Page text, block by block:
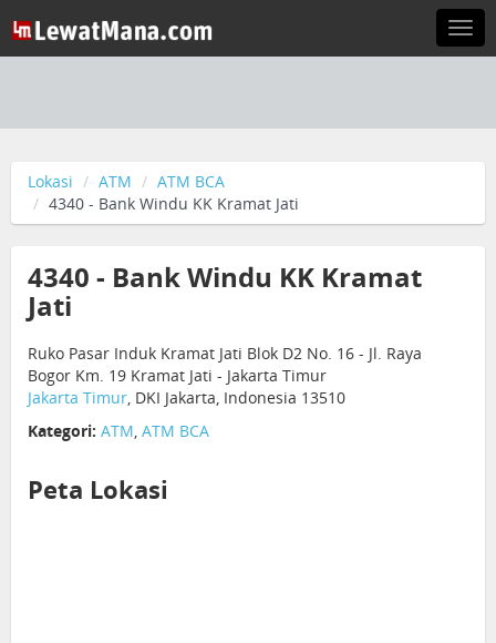
Lokasi ATM
ATM BCA
4340 - Bank Windu KK Kramat Jati
4340 - Bank Windu KK Kramat
Jati
Ruko Pasar Induk Kramat Jati Blok D2 No. 16 - Jl. Raya
Bogor Km. 19 Kramat Jati - Jakarta Timur
Jakarta Timur, DKI Jakarta, Indonesia 13510
Kategori: ATM, ATM BCA
Peta Lokasi